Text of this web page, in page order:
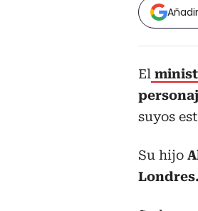
El
suyos
Su hijo